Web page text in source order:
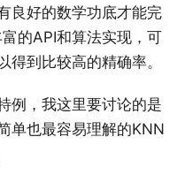
良好的数学功底才能完
的API和算法实现，可
得到比较高的精确率。
例，我这里要讨论的是
单也最容易理解的KNN